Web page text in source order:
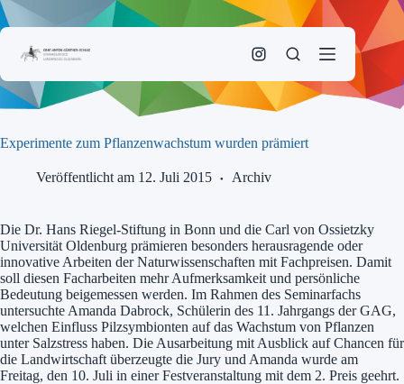
Zum
Inhalt
Experimente zum Pflanzenwachstum wurden prämiert
Veröffentlicht am 12. Juli 2015 Archiv
Die Dr. Hans Riegel-Stiftung in Bonn und die Carl von Ossietzky
Universität Oldenburg prämieren besonders herausragende oder
innovative Arbeiten der Naturwissenschaften mit Fachpreisen. Damit
soll diesen Facharbeiten mehr Aufmerksamkeit und persönliche
Bedeutung beigemessen werden. Im Rahmen des Seminarfachs
untersuchte Amanda Dabrock, Schülerin des 11. Jahrgangs der GAG,
welchen Einfluss Pilzsymbionten auf das Wachstum von Pflanzen
unter Salzstress haben. Die Ausarbeitung mit Ausblick auf Chancen für
die Landwirtschaft überzeugte die Jury und Amanda wurde am
Freitag, den 10. Juli in einer Festveranstaltung mit dem 2. Preis geehrt.